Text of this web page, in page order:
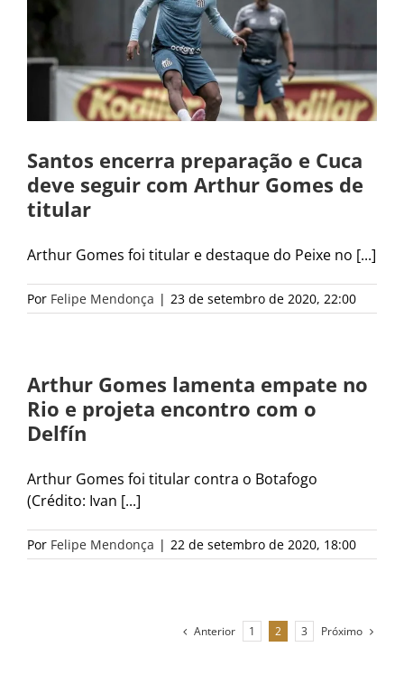
Santos encerra preparação e Cuca
deve seguir com Arthur Gomes de
titular
Arthur Gomes foi titular e destaque do Peixe no [...]
Por Felipe Mendonça | 23 de setembro de 2020, 22:00
Arthur Gomes lamenta empate no
Rio e projeta encontro com o
Delfín
Arthur Gomes foi titular contra o Botafogo
(Crédito: Ivan [...]
Por Felipe Mendonça | 22 de setembro de 2020, 18:00
Anterior 1 2 3 Próximo